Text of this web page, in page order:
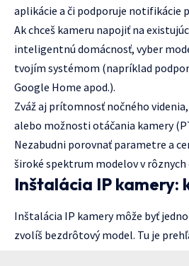
aplikácie a či podporuje notifikácie
Ak chceš kameru napojiť na
inteligentnú domácnosť, vyber
tvojím systémom (napríklad
Google Home apod.).
Zváž aj prítomnosť nočného
alebo možnosti otáčania kamery
Nezabudni porovnať parametre a
široké spektrum modelov v rôznych
Inštalácia IP kamery:
Inštalácia IP kamery môže byť
zvolíš bezdrôtový model. Tu je